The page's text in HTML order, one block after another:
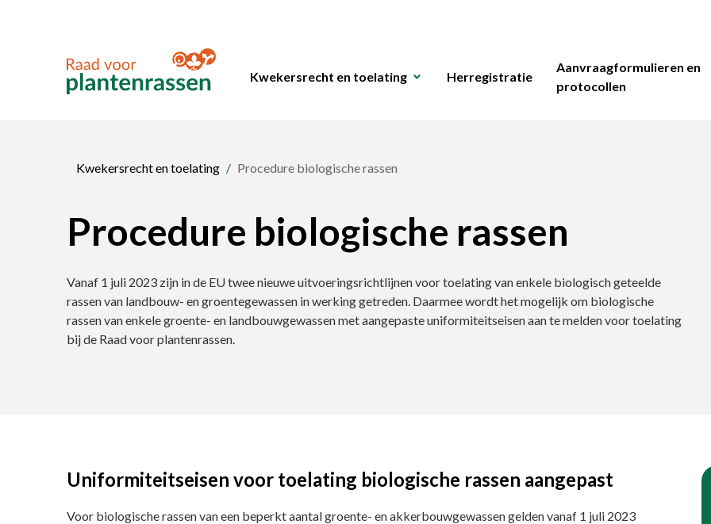
Kwekersrecht en toelating Herregistratie
Aanvraagformulieren en
protocollen
Kwekersrecht en toelating Procedure biologische rassen
Procedure biologische rassen
Vanaf 1 juli 2023 zijn in de EU twee nieuwe uitvoeringsrichtlijnen voor toelating van enkele biologisch geteelde
rassen van landbouw- en groentegewassen in werking getreden. Daarmee wordt het mogelijk om biologische
rassen van enkele groente- en landbouwgewassen met aangepaste uniformiteitseisen aan te melden voor toelating
bij de Raad voor plantenrassen.
Uniformiteitseisen voor toelating biologische rassen aangepast
Voor biologische rassen van een beperkt aantal groente- en akkerbouwgewassen gelden vanaf 1 juli 2023